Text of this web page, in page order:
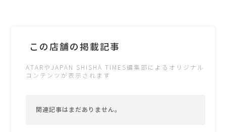
この店舗の掲載記事
ATARやJAPAN SHISHA TIMES編集部によるオリジナル
コンテンツが表示されます
関連記事はまだありません。